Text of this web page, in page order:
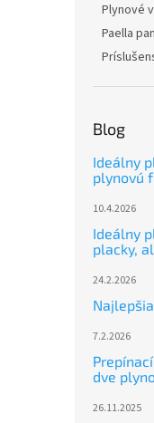
Plynové
Paella
Blog
Ideálny
plynovú
10.4.2026
Ideálny
placky,
24.2.2026
7.2.2026
dve
26.11.2025